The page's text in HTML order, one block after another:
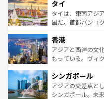
リティに包まれな
覧を参照してほし
急速な発展と共に
ーチミン市のフラ
醸し出している。
とつ。フォーやバ
ひ現地で味わいた
が旅行者を迎えて
参照してほしい。
タイ
タイは、東南アジ
国だ。首都バンコ
の活気が交差して
帯で自然と触れ合
いビーチでリゾー
激する。気候は一
が待っている。親
た文化、そして多
香港
アジアと西洋の文
もっている。ヴィ
み、どこを訪れて
ており、効率よく
うな絶景から文化
シンガポール
アジアの交差点と
シンガポール。未